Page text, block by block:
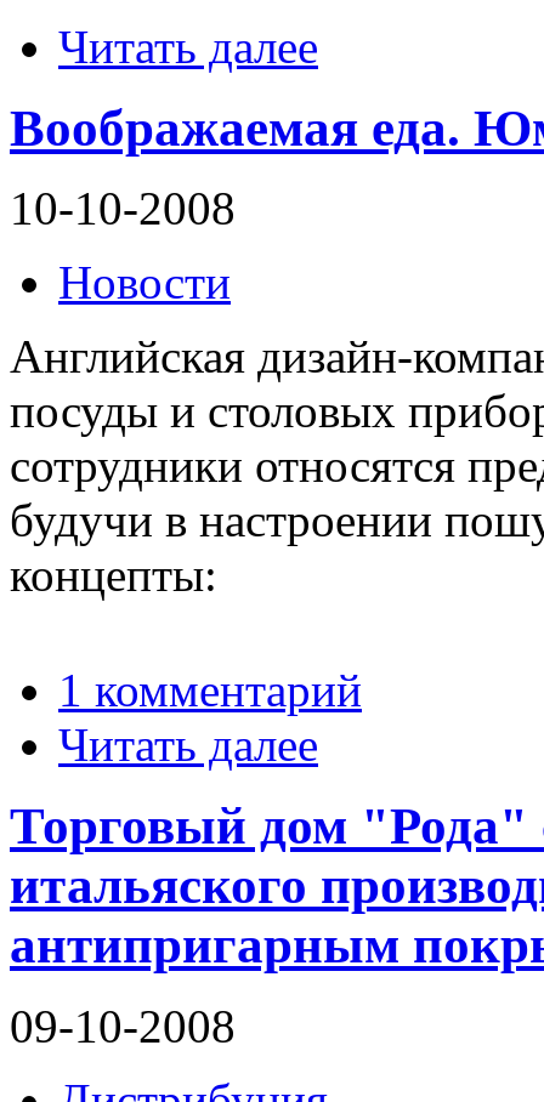
Читать далее
Воображаемая еда.
10-10-2008
Новости
Английская дизайн-
посуды и столовых
сотрудники относятся
будучи в настроении
концепты:
1 комментарий
Читать далее
Торговый дом "Рода"
итальяского
антипригарным
09-10-2008